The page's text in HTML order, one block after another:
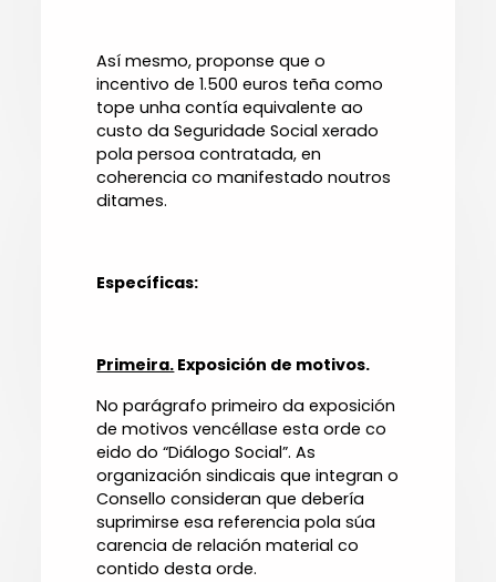
Así mesmo, proponse que o
incentivo de 1.500 euros teña como
tope unha contía equivalente ao
custo da Seguridade Social xerado
pola persoa contratada, en
coherencia co manifestado noutros
ditames.
Específicas:
Primeira. Exposición de motivos.
No parágrafo primeiro da exposición
de motivos vencéllase esta orde co
eido do “Diálogo Social”. As
organización sindicais que integran o
Consello consideran que debería
suprimirse esa referencia pola súa
carencia de relación material co
contido desta orde.